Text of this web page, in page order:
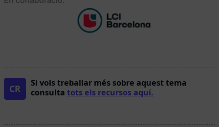
CR
Si vols treballar més sobre aquest tema
consulta tots els recursos aquí.